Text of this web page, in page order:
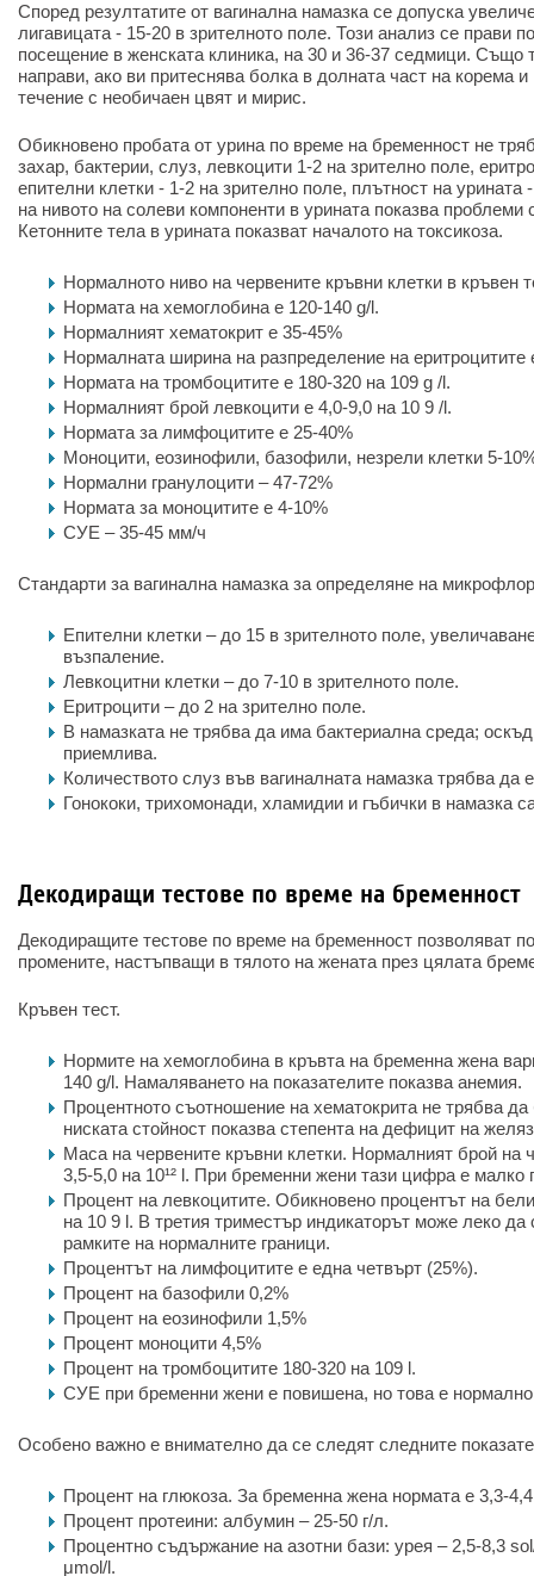
Според резултатите от вагинална намазка се допуска
лигавицата - 15-20 в зрителното поле. Този анализ се прави
посещение в женската клиника, на 30 и 36-37 седмици. Също
направи, ако ви притеснява болка в долната част на корема
течение с необичаен цвят и мирис.
Обикновено пробата от урина по време на бременност не
захар, бактерии, слуз, левкоцити 1-2 на зрително поле,
епителни клетки - 1-2 на зрително поле, плътност на
на нивото на солеви компоненти в урината показва проблеми
Кетонните тела в урината показват началото на токсикоза.
Нормалното ниво на червените кръвни клетки в кръвен
Нормата на хемоглобина е 120-140 g/l.
Нормалният хематокрит е 35-45%
Нормалната ширина на разпределение на еритроцитите
Нормата на тромбоцитите е 180-320 на 109 g /l.
Нормалният брой левкоцити е 4,0-9,0 на 10 9 /l.
Нормата за лимфоцитите е 25-40%
Моноцити, еозинофили, базофили, незрели клетки 5-
Нормални гранулоцити – 47-72%
Нормата за моноцитите е 4-10%
СУЕ – 35-45 мм/ч
Стандарти за вагинална намазка за определяне на
Епителни клетки – до 15 в зрителното поле,
възпаление.
Левкоцитни клетки – до 7-10 в зрителното поле.
Еритроцити – до 2 на зрително поле.
В намазката не трябва да има бактериална среда;
приемлива.
Количеството слуз във вагиналната намазка трябва да
Гонококи, трихомонади, хламидии и гъбички в намазка
Декодиращи тестове по време на бременност
Декодиращите тестове по време на бременност позволяват
промените, настъпващи в тялото на жената през цялата
Кръвен тест.
Нормите на хемоглобина в кръвта на бременна жена
140 g/l. Намаляването на показателите показва анемия.
Процентното съотношение на хематокрита не трябва
ниската стойност показва степента на дефицит на
Маса на червените кръвни клетки. Нормалният брой на
3,5-5,0 на 10¹² l. При бременни жени тази цифра е малко
Процент на левкоцитите. Обикновено процентът на
на 10 9 l. В третия триместър индикаторът може леко да
рамките на нормалните граници.
Процентът на лимфоцитите е една четвърт (25%).
Процент на базофили 0,2%
Процент на еозинофили 1,5%
Процент моноцити 4,5%
Процент на тромбоцитите 180-320 на 109 l.
СУЕ при бременни жени е повишена, но това е
Особено важно е внимателно да се следят следните
Процент на глюкоза. За бременна жена нормата е 3,3-
Процент протеини: албумин – 25-50 г/л.
Процентно съдържание на азотни бази: урея – 2,5-8,3
μmol/l.